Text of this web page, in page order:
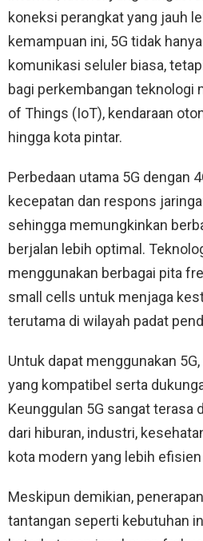
koneksi perangkat yang jauh
kemampuan ini, 5G tidak
komunikasi seluler biasa,
bagi perkembangan
of Things (IoT), kendaraan
hingga kota pintar.
Perbedaan utama 5G dengan
kecepatan dan respons
sehingga memungkinkan
berjalan lebih optimal.
menggunakan berbagai pita
small cells untuk menjaga
terutama di wilayah padat
Untuk dapat menggunakan
yang kompatibel serta
Keunggulan 5G sangat terasa
dari hiburan, industri,
kota modern yang lebih
Meskipun demikian,
tantangan seperti kebutuhan